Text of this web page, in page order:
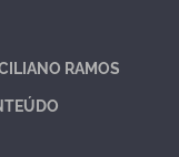
RAMOS